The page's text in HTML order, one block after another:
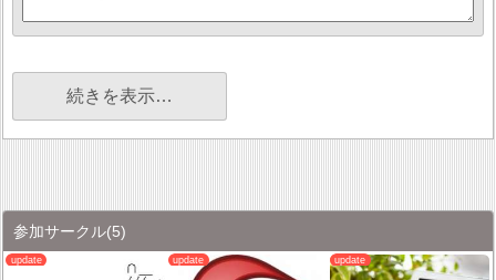
続きを表示…
参加サークル(5)